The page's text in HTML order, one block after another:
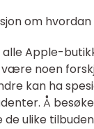
om
alle Apple-
noen
kan ha
Å
de ulike